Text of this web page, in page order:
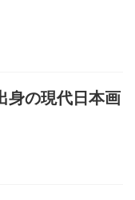
身の現代日本画